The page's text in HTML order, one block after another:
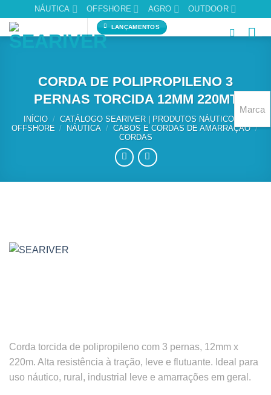
content
NÁUTICA OFFSHORE AGRO OUTDOOR
LANÇAMENTOS
CORDA DE POLIPROPILENO 3
PERNAS TORCIDA 12MM 220MT
INÍCIO / CATÁLOGO SEARIVER | PRODUTOS NÁUTICOS E
OFFSHORE / NÁUTICA / CABOS E CORDAS DE AMARRAÇÃO /
CORDAS
Corda torcida de polipropileno com 3 pernas, 12mm x
220m. Alta resistência à tração, leve e flutuante. Ideal para
uso náutico, rural, industrial leve e amarrações em geral.
Marca